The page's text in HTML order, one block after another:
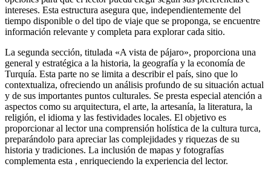
intereses. Esta estructura asegura que, independientemente del
tiempo disponible o del tipo de viaje que se proponga, se encuentre
información relevante y completa para explorar cada sitio.
La segunda sección, titulada «A vista de pájaro», proporciona una
general y estratégica a la historia, la geografía y la economía de
Turquía. Esta parte no se limita a describir el país, sino que lo
contextualiza, ofreciendo un análisis profundo de su situación actual
y de sus importantes puntos culturales. Se presta especial atención a
aspectos como su arquitectura, el arte, la artesanía, la literatura, la
religión, el idioma y las festividades locales. El objetivo es
proporcionar al lector una comprensión holística de la cultura turca,
preparándolo para apreciar las complejidades y riquezas de su
historia y tradiciones. La inclusión de mapas y fotografías
complementa esta , enriqueciendo la experiencia del lector.